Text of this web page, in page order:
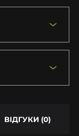
ВІДГУКИ (0)